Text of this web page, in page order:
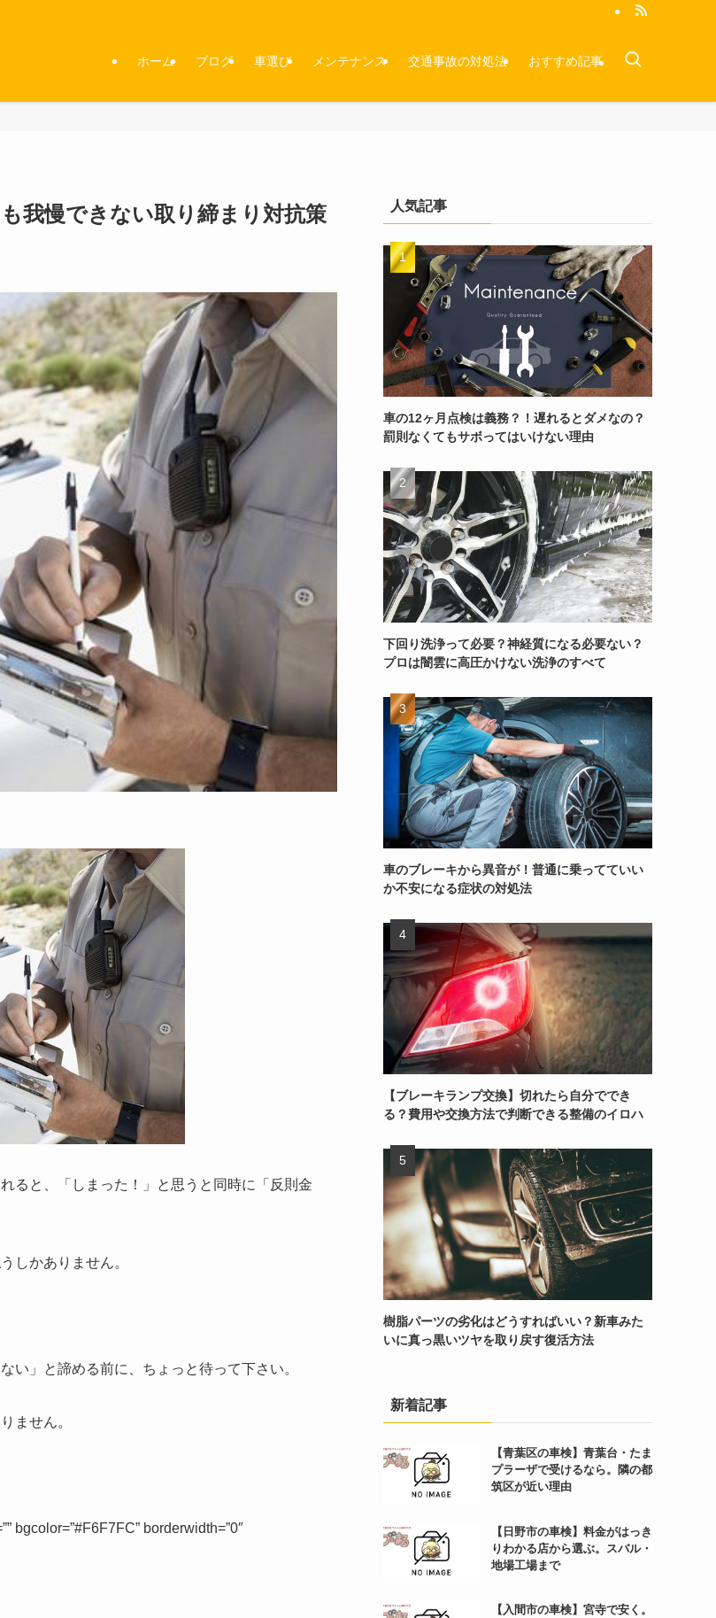
ホーム ブログ 車選び メンテナンス 交通事故の対処法 おすすめ記事
我慢できない取り締まり対抗策
ると、「しまった！」と思うと同時に「反則金
しかありません。
い」と諦める前に、ちょっと待って下さい。
ません。
bgcolor=”#F6F7FC” borderwidth=”0″
人気記事
車の12ヶ月点検は義務？！遅れるとダメなの？
罰則なくてもサボってはいけない理由
下回り洗浄って必要？神経質になる必要ない？
プロは闇雲に高圧かけない洗浄のすべて
車のブレーキから異音が！普通に乗ってていい
か不安になる症状の対処法
【ブレーキランプ交換】切れたら自分ででき
る？費用や交換方法で判断できる整備のイロハ
樹脂パーツの劣化はどうすればいい？新車みた
いに真っ黒いツヤを取り戻す復活方法
新着記事
【青葉区の車検】青葉台・たま
プラーザで受けるなら。隣の都
筑区が近い理由
【日野市の車検】料金がはっき
りわかる店から選ぶ。スバル・
地場工場まで
【入間市の車検】宮寺で安く。